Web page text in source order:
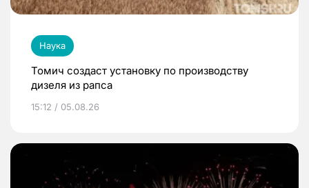
Наука
Томич создаст установку по производству
дизеля из рапса
15:12 / 05.08.26